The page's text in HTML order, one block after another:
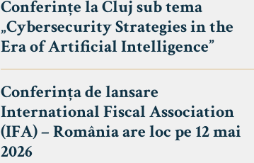
Conferințe la Cluj sub tema
„Cybersecurity Strategies in the
Era of Artificial Intelligence”
Conferința de lansare
International Fiscal Association
(IFA) – România are loc pe 12 mai
2026